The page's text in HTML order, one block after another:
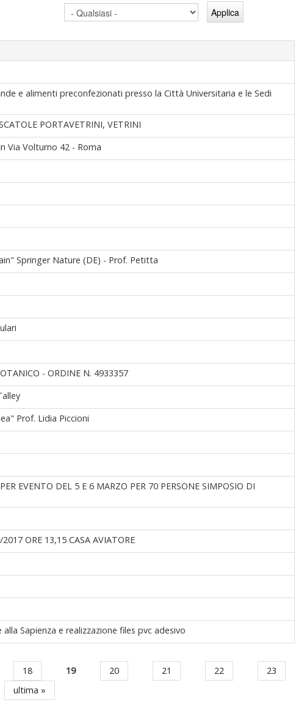
e alimenti preconfezionati presso la Città Universitaria e le Sedi
PORTAVETRINI, VETRINI
Via Volturno 42 - Roma
Springer Nature (DE) - Prof. Petitta
- ORDINE N. 4933357
Prof. Lidia Piccioni
EVENTO DEL 5 E 6 MARZO PER 70 PERSONE SIMPOSIO DI
ORE 13,15 CASA AVIATORE
Sapienza e realizzazione files pvc adesivo
18 19 20 21 22
23
ultima »